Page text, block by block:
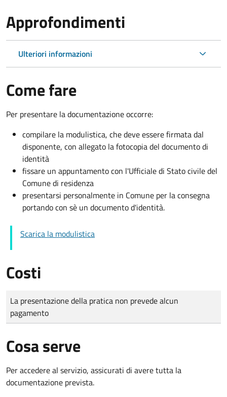
Approfondimenti
Ulteriori informazioni
Come fare
Per presentare la documentazione occorre:
compilare la modulistica, che deve essere firmata dal
disponente, con allegato la fotocopia del documento di
identità
fissare un appuntamento con l'Ufficiale di Stato civile del
Comune di residenza
presentarsi personalmente in Comune per la consegna
portando con sè un documento d'identità.
Scarica la modulistica
Costi
Tipo di pagamento
Importo
La presentazione della pratica non prevede alcun
pagamento
Cosa serve
Per accedere al servizio, assicurati di avere tutta la
documentazione prevista.